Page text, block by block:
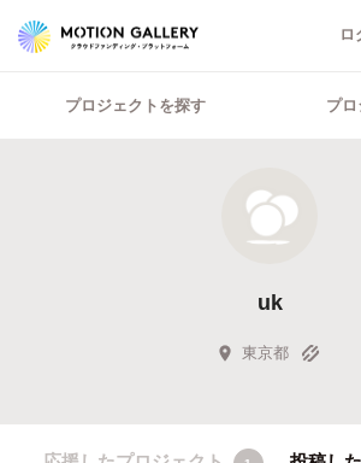
ロ
プロジェクトを探す プ
uk
東京都